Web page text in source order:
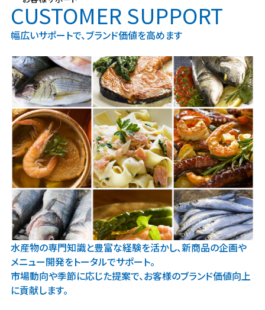
CUSTOMER SUPPORT
幅広いサポートで、ブランド価値を高めます
水産物の専門知識と豊富な経験を活かし、新商品の企画や
メニュー開発をトータルでサポート。
市場動向や季節に応じた提案で、お客様のブランド価値向上
に貢献します。